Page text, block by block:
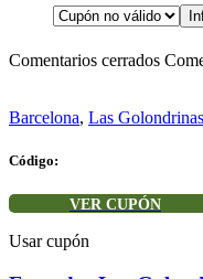
Comentarios cerrados
Barcelona, Las
Código:
VER CUPÓN
Usar cupón